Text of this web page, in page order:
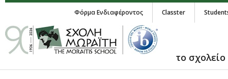
Φόρμα Ενδιαφέροντος Classter
το σχολείο